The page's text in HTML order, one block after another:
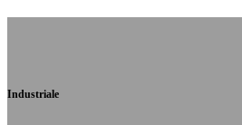
Industriale